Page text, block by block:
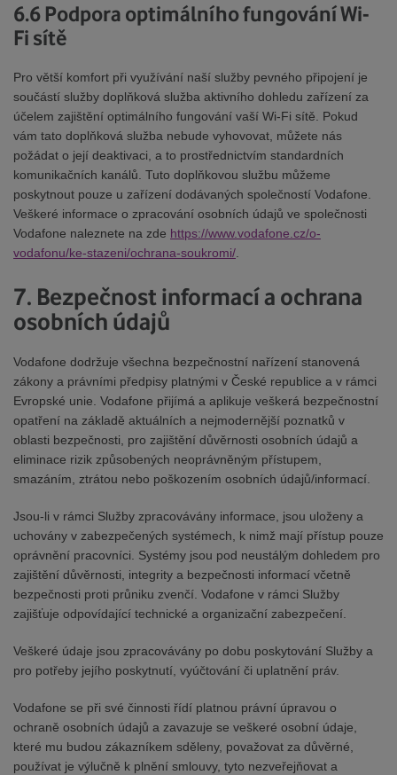
6.6 Podpora optimálního fungování Wi-
Fi sítě
Pro větší komfort při využívání naší služby pevného připojení je
součástí služby doplňková služba aktivního dohledu zařízení za
účelem zajištění optimálního fungování vaší Wi-Fi sítě. Pokud
vám tato doplňková služba nebude vyhovovat, můžete nás
požádat o její deaktivaci, a to prostřednictvím standardních
komunikačních kanálů. Tuto doplňkovou službu můžeme
poskytnout pouze u zařízení dodávaných společností Vodafone.
Veškeré informace o zpracování osobních údajů ve společnosti
Vodafone naleznete na zde https://www.vodafone.cz/o-
vodafonu/ke-stazeni/ochrana-soukromi/
7. Bezpečnost informací a ochrana
osobních údajů
Vodafone dodržuje všechna bezpečnostní nařízení stanovená
zákony a právními předpisy platnými v České republice a v rámci
Evropské unie. Vodafone přijímá a aplikuje veškerá bezpečnostní
opatření na základě aktuálních a nejmodernější poznatků v
oblasti bezpečnosti, pro zajištění důvěrnosti osobních údajů a
eliminace rizik způsobených neoprávněným přístupem,
smazáním, ztrátou nebo poškozením osobních údajů/informací.
Jsou-li v rámci Služby zpracovávány informace, jsou uloženy a
uchovány v zabezpečených systémech, k nimž mají přístup pouze
oprávnění pracovníci. Systémy jsou pod neustálým dohledem pro
zajištění důvěrnosti, integrity a bezpečnosti informací včetně
bezpečnosti proti průniku zvenčí. Vodafone v rámci Služby
zajišťuje odpovídající technické a organizační zabezpečení.
Veškeré údaje jsou zpracovávány po dobu poskytování Služby a
pro potřeby jejího poskytnutí, vyúčtování či uplatnění práv.
Vodafone se při své činnosti řídí platnou právní úpravou o
ochraně osobních údajů a zavazuje se veškeré osobní údaje,
které mu budou zákazníkem sděleny, považovat za důvěrné,
používat je výlučně k plnění smlouvy, tyto nezveřejňovat a